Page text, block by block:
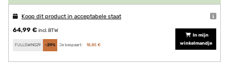
Koop dit product in acceptabele staat
64,99 € incl. BTW
FULLSWING29 -29% Je bespaart: 18,85 €
In mijn
winkelmandje